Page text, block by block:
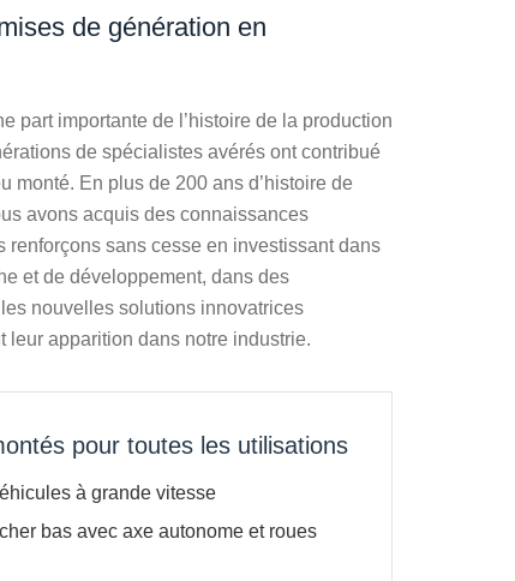
de génération en
part importante de l’histoire de la production
de spécialistes avérés ont contribué
monté. En plus de 200 ans d’histoire de
avons acquis des connaissances
sans cesse en investissant dans
et de développement, dans des
nouvelles solutions innovatrices
leur apparition dans notre industrie.
pour toutes les utilisations
à grande vitesse
bas avec axe autonome et roues